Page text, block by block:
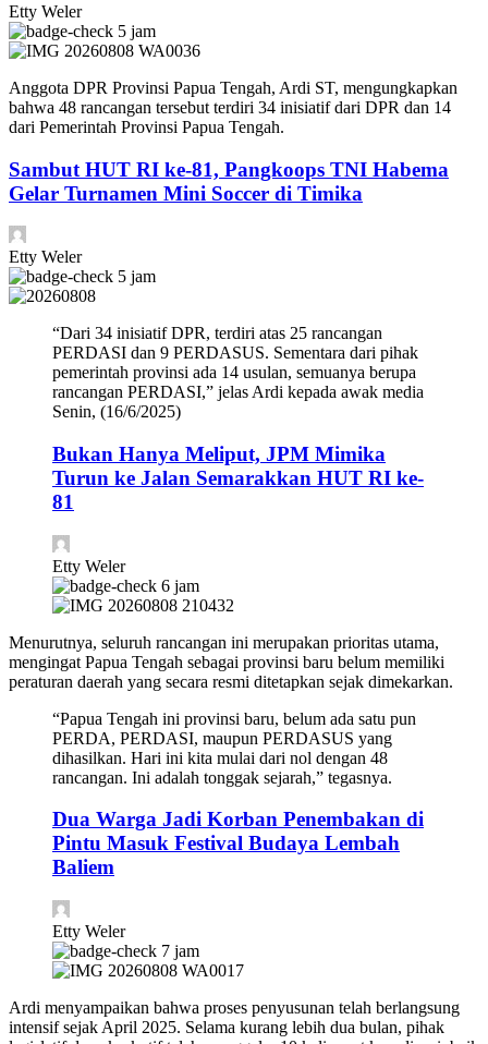
Etty Weler
5 jam
Anggota DPR Provinsi Papua Tengah, Ardi ST, mengungkapkan
bahwa 48 rancangan tersebut terdiri 34 inisiatif dari DPR dan 14
dari Pemerintah Provinsi Papua Tengah.
Sambut HUT RI ke-81, Pangkoops TNI Habema
Gelar Turnamen Mini Soccer di Timika
Etty Weler
5 jam
“Dari 34 inisiatif DPR, terdiri atas 25 rancangan
PERDASI dan 9 PERDASUS. Sementara dari pihak
pemerintah provinsi ada 14 usulan, semuanya berupa
rancangan PERDASI,” jelas Ardi kepada awak media
Senin, (16/6/2025)
Bukan Hanya Meliput, JPM Mimika
Turun ke Jalan Semarakkan HUT RI ke-
81
Etty Weler
6 jam
Menurutnya, seluruh rancangan ini merupakan prioritas utama,
mengingat Papua Tengah sebagai provinsi baru belum memiliki
peraturan daerah yang secara resmi ditetapkan sejak dimekarkan.
“Papua Tengah ini provinsi baru, belum ada satu pun
PERDA, PERDASI, maupun PERDASUS yang
dihasilkan. Hari ini kita mulai dari nol dengan 48
rancangan. Ini adalah tonggak sejarah,” tegasnya.
Dua Warga Jadi Korban Penembakan di
Pintu Masuk Festival Budaya Lembah
Baliem
Etty Weler
7 jam
Ardi menyampaikan bahwa proses penyusunan telah berlangsung
intensif sejak April 2025. Selama kurang lebih dua bulan, pihak